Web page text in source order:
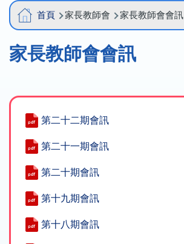
Main
navigation
導
航
連
首頁 家長教師會 家長教師會會訊
家長教師會會訊
第二十二期會訊
第二十一期會訊
第二十期會訊
第十九期會訊
第十八期會訊